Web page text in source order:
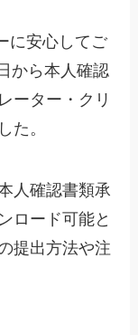
に安心してご
から本人確認
ーター・クリ
た。
人確認書類承
ロード可能と
提出方法や注